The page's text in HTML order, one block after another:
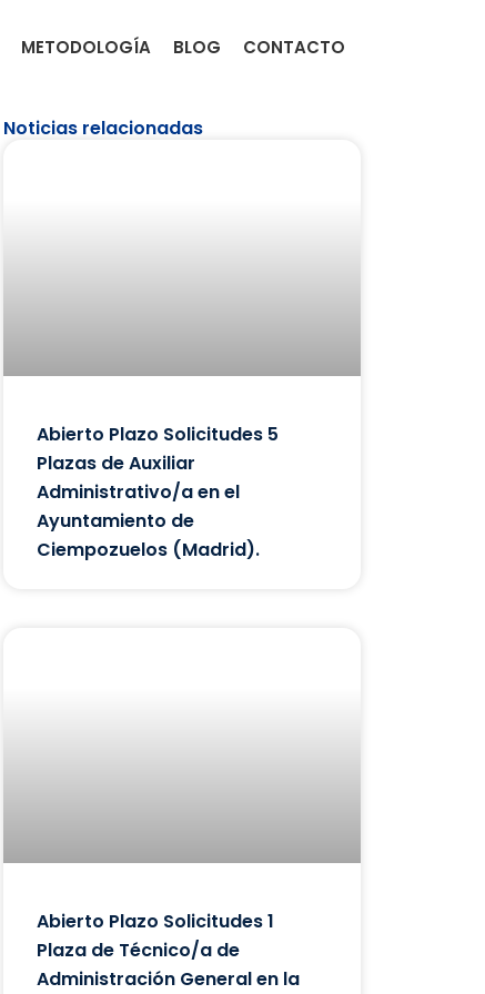
METODOLOGÍA BLOG CONTACTO
Noticias relacionadas
Abierto Plazo Solicitudes 5
Plazas de Auxiliar
Administrativo/a en el
Ayuntamiento de
Ciempozuelos (Madrid).
Abierto Plazo Solicitudes 1
Plaza de Técnico/a de
Administración General en la